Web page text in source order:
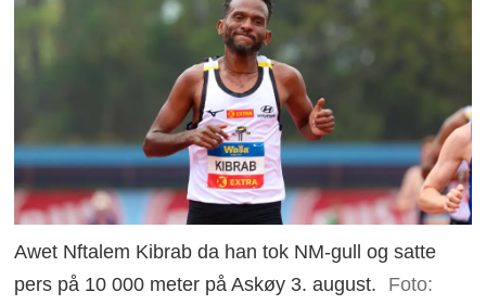
Awet Nftalem Kibrab da han tok NM-gull og satte
pers på 10 000 meter på Askøy 3. august.
Foto: